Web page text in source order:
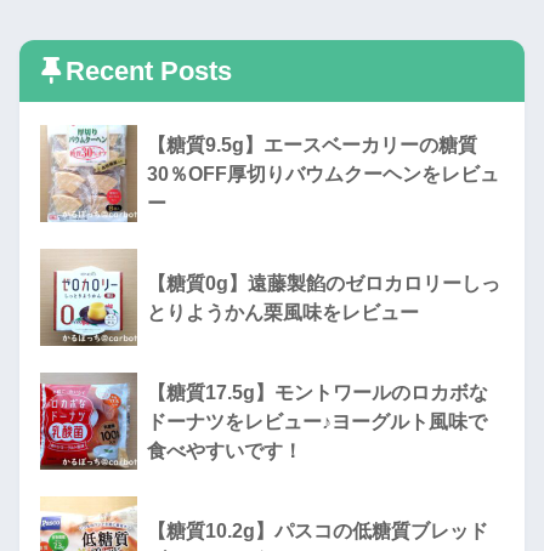
Recent Posts
【糖質9.5g】エースベーカリーの糖質
30％OFF厚切りバウムクーヘンをレビュ
ー
【糖質0g】遠藤製餡のゼロカロリーしっ
とりようかん栗風味をレビュー
【糖質17.5g】モントワールのロカボな
ドーナツをレビュー♪ヨーグルト風味で
食べやすいです！
【糖質10.2g】パスコの低糖質ブレッド